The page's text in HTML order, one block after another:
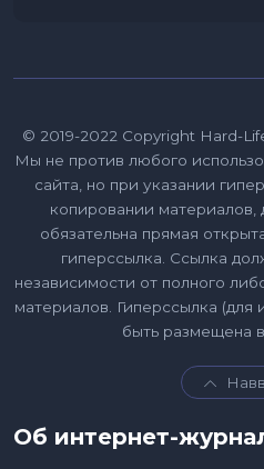
© 2019-2022 Copyright Hard-
Мы не против любого
сайта, но при указании
копировании материалов,
обязательна прямая
гиперссылка. Ссылка
независимости от полного
материалов. Гиперссылка (для
быть размещена в
Об интернет-